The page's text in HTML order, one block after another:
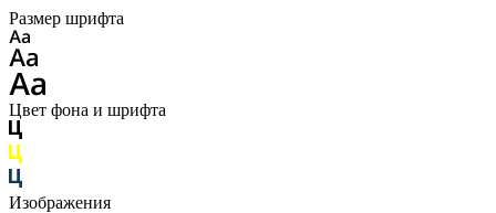
Размер шрифта
Цвет фона и шрифта
Изображения